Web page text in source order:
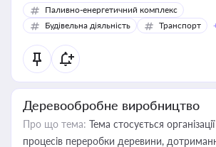
Паливно-енергетичний комплекс
Будівельна діяльність
Транспорт
Деревообробне виробництво
Про що тема: Тема стосується
процесів переробки деревини,